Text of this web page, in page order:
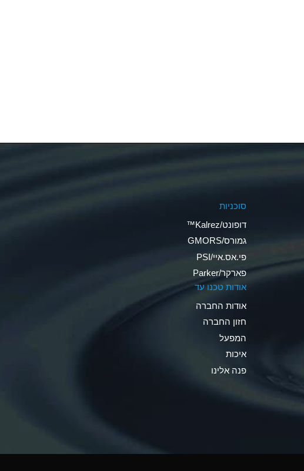
סוכניות
דופונט/Kalrez™
גמורס/GMORS
פי.אס.איי/PSI
פארקר/Parker
אודות טכנו עד
אודות החברה
חזון החברה
המפעל
איכות
פנה אלינו